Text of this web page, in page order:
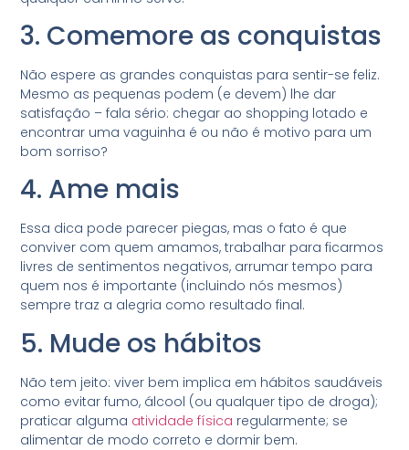
3. Comemore as conquistas
Não espere as grandes conquistas para sentir-se feliz.
Mesmo as pequenas podem (e devem) lhe dar
satisfação – fala sério: chegar ao shopping lotado e
encontrar uma vaguinha é ou não é motivo para um
bom sorriso?
4. Ame mais
Essa dica pode parecer piegas, mas o fato é que
conviver com quem amamos, trabalhar para ficarmos
livres de sentimentos negativos, arrumar tempo para
quem nos é importante (incluindo nós mesmos)
sempre traz a alegria como resultado final.
5. Mude os hábitos
Não tem jeito: viver bem implica em hábitos saudáveis
como evitar fumo, álcool (ou qualquer tipo de droga);
praticar alguma atividade física regularmente; se
alimentar de modo correto e dormir bem.